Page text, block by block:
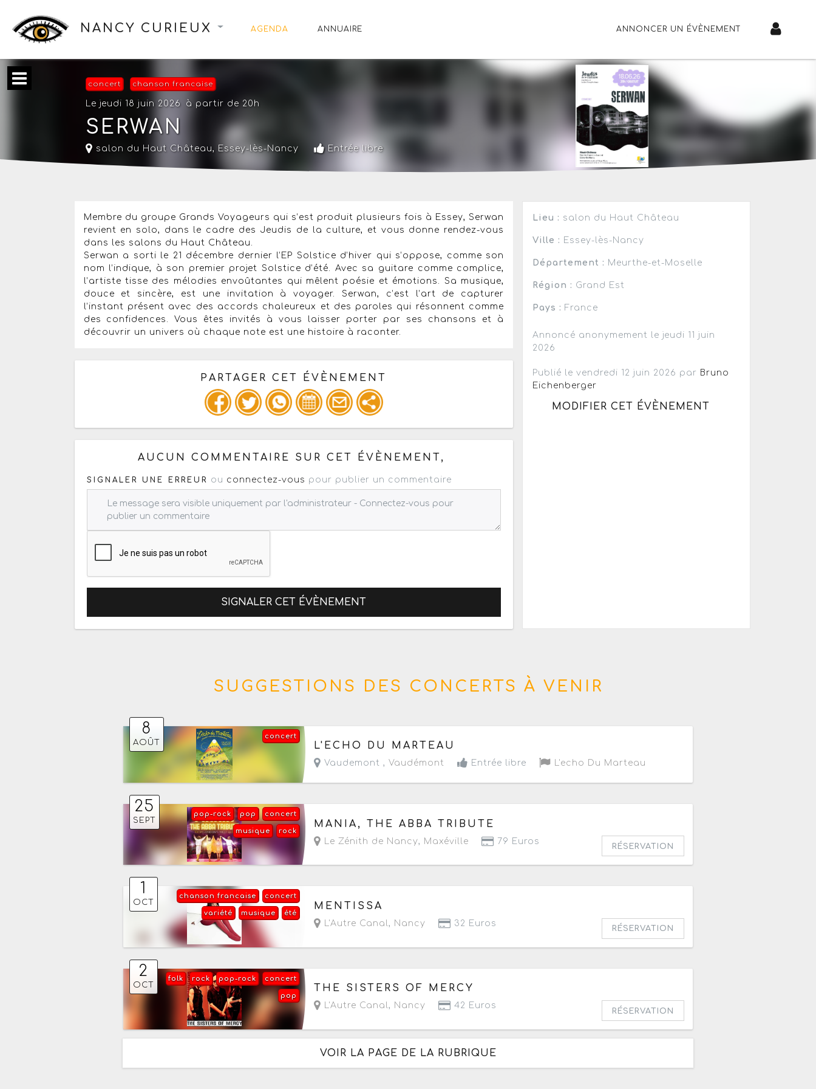
NANCY CURIEUX AGENDA ANNUAIRE ANNONCER UN ÉVÈNEMENT
concert chanson francaise
Le jeudi 18 juin 2026 à partir de 20h
SERWAN
salon du Haut Château, Essey-lès-Nancy Entrée libre
Membre du groupe Grands Voyageurs qui s’est produit plusieurs fois à Essey, Serwan
revient en solo, dans le cadre des Jeudis de la culture, et vous donne rendez-vous
dans les salons du Haut Château.
Serwan a sorti le 21 décembre dernier l’EP Solstice d’hiver qui s’oppose, comme son
nom l’indique, à son premier projet Solstice d’été. Avec sa guitare comme complice,
l’artiste tisse des mélodies envoûtantes qui mêlent poésie et émotions. Sa musique,
douce et sincère, est une invitation à voyager. Serwan, c’est l’art de capturer
l’instant présent avec des accords chaleureux et des paroles qui résonnent comme
des confidences. Vous êtes invités à vous laisser porter par ses chansons et à
découvrir un univers où chaque note est une histoire à raconter.
PARTAGER CET ÉVÈNEMENT
Copiez les infos ci-dessous pour un : mail / forum / réseau social
AUCUN COMMENTAIRE SUR CET ÉVÈNEMENT,
SIGNALER UNE ERREUR ou connectez-vous pour publier un commentaire
SIGNALER CET ÉVÈNEMENT
Lieu : salon du Haut Château
Ville : Essey-lès-Nancy
Département : Meurthe-et-Moselle
Région : Grand Est
Pays : France
Annoncé anonymement le jeudi 11 juin
2026
Publié le vendredi 12 juin 2026 par Bruno
Eichenberger
MODIFIER CET ÉVÈNEMENT
SUGGESTIONS DES CONCERTS À VENIR
8
AOÛT
concert
Le samedi 8 août 2026 de 15h à 01h
L'ECHO DU MARTEAU
Vaudemont , Vaudémont Entrée libre L'echo Du Marteau
25
SEPT
concert
pop
pop-rock
rock
musique
Le vendredi 25 septembre 2026 à partir de 20h30
MANIA, THE ABBA TRIBUTE
Le Zénith de Nancy, Maxéville 79 Euros
RÉSERVATION
1
OCT
concert
chanson francaise
été
musique
variété
Le jeudi 1 octobre 2026
MENTISSA
L'Autre Canal , Nancy 32 Euros
RÉSERVATION
2
OCT
concert
pop-rock
rock
folk
pop
Le vendredi 2 octobre 2026 à partir de 20h
THE SISTERS OF MERCY
L'Autre Canal, Nancy 42 Euros
RÉSERVATION
VOIR LA PAGE DE LA RUBRIQUE